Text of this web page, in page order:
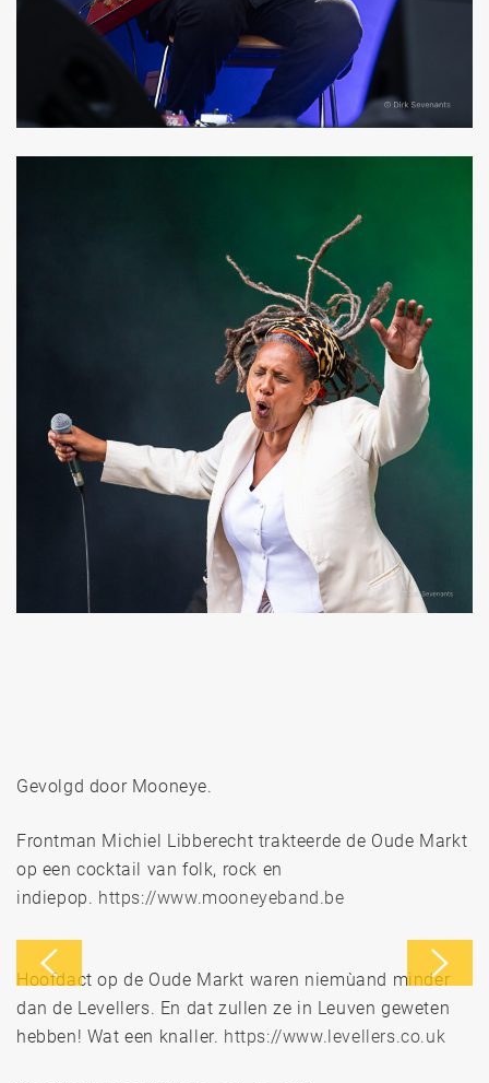
Gevolgd door Mooneye.
Frontman Michiel Libberecht trakteerde de Oude Markt
op een cocktail van folk, rock en
indiepop. https://www.mooneyeband.be
Hoofdact op de Oude Markt waren niemùand minder
dan de Levellers. En dat zullen ze in Leuven geweten
hebben! Wat een knaller. https://www.levellers.co.uk